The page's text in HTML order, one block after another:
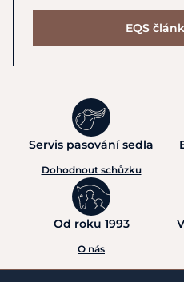
EQS
Servis pasování sedla
Dohodnout schůzku
Od roku 1993
O nás